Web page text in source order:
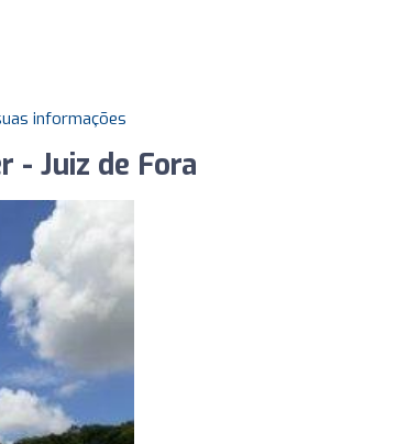
informações
- Juiz de Fora